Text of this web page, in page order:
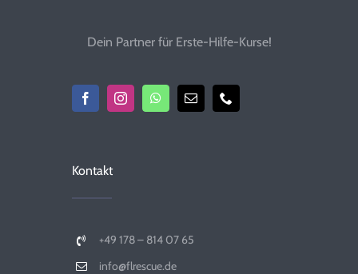
Dein Partner für Erste-Hilfe-Kurse!
Kontakt
+49 178 – 814 07 65
info@flrescue.de